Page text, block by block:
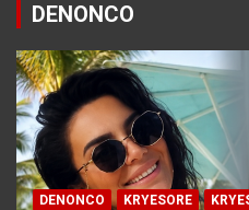
DENONCO
DENONCO KRYESORE